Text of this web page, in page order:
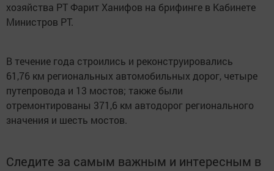
хозяйства РТ Фарит Ханифов на брифинге в Кабинете
Министров РТ.
В течение года строились и реконструировались
61,76 км региональных автомобильных дорог, четыре
путепровода и 13 мостов; также были
отремонтированы 371,6 км автодорог регионального
значения и шесть мостов.
Следите за самым важным и интересным в